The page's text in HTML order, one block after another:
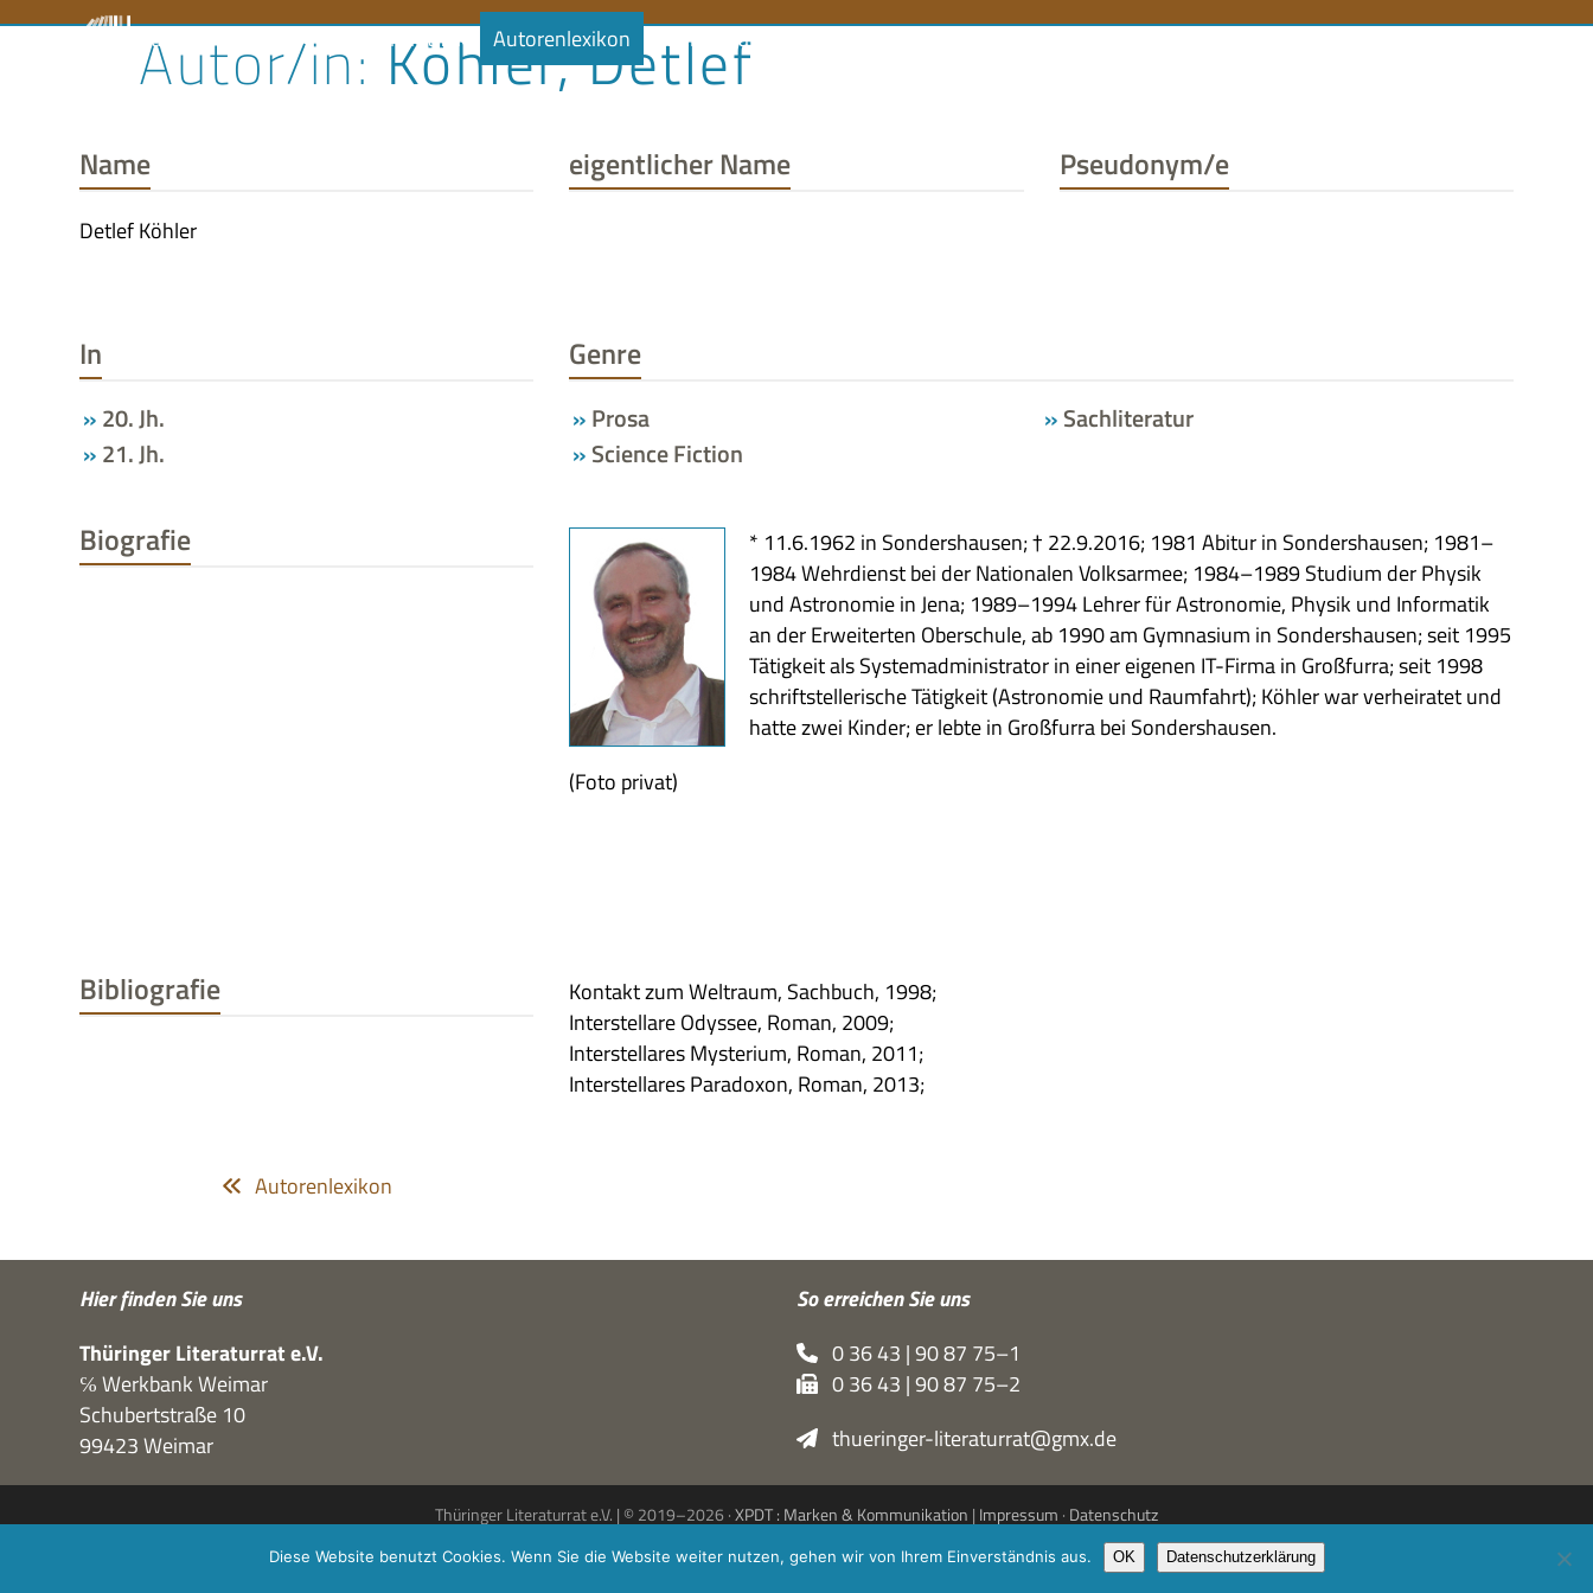
Literaturrat Audiobibliothek Autorenlexikon Literaturlandschaft
Köhler, Detlef
Name
Detlef Köhler
eigentlicher Name Pseudonym/e
In
20. Jh.
21. Jh.
Genre
Prosa
Sachliteratur
Science Fiction
Biografie
* 11.6.1962 in Son­ders­hau­sen; † 22.9.2016; 1981 Abitur in Son­ders­hau­sen; 1981–
1984 Wehr­dienst bei der Natio­na­len Volks­ar­mee; 1984–1989 Stu­dium der Phy­sik
und Astro­no­mie in Jena; 1989–1994 Leh­rer für Astro­no­mie, Phy­sik und Infor­ma­tik
an der Erwei­ter­ten Ober­schule, ab 1990 am Gym­na­sium in Son­ders­hau­sen; seit 1995
Tätig­keit als System­ad­mi­ni­stra­tor in einer eige­nen IT-Firma in Groß­furra; seit 1998
schrift­stel­le­ri­sche Tätig­keit (Astro­no­mie und Raum­fahrt); Köh­ler war ver­hei­ra­tet und
hatte zwei Kin­der; er lebte in Groß­furra bei Sondershausen.
(Foto pri­vat)
Bibliografie
Kon­takt zum Welt­raum, Sach­buch, 1998;
Inter­stel­lare Odys­see, Roman, 2009;
Inter­stel­la­res Myste­rium, Roman, 2011;
Inter­stel­la­res Para­do­xon, Roman, 2013;
Autorenlexikon
Hier fin­den Sie uns
Thü­rin­ger Lite­ra­tur­rat e.V.
℅ Werk­bank Weimar
Schu­bert­straße 10
99423 Weimar
So errei­chen Sie uns
0 36 43 | 90 87 75–1
0 36 43 | 90 87 75–2
thueringer-literaturrat@gmx.de
Thüringer Literaturrat e.V. | © 2019–2026 ·XPDT : Marken & Kommunikation | Impressum · Datenschutz
Diese Website benutzt Cookies. Wenn Sie die Website weiter nutzen, gehen wir von Ihrem Einverständnis aus. OK Datenschutzerklärung